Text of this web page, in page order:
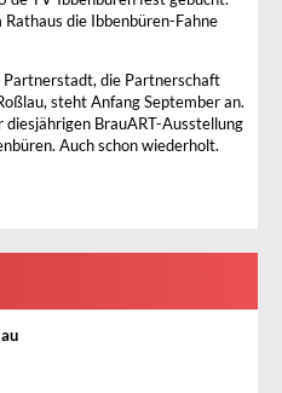
die Ibbenbüren-Fahne
Partnerstadt, die Partnerschaft
steht Anfang September an.
diesjährigen BrauART-Ausstellung
Auch schon wiederholt.